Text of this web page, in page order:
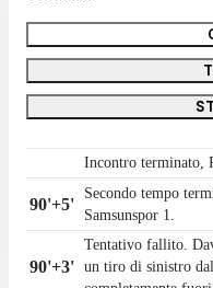
Incontro terminato,
90'+5'
Secondo tempo
Samsunspor 1.
90'+3'
Tentativo fallito.
un tiro di sinistro